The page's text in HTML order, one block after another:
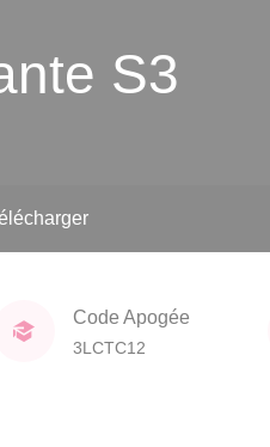
S3
Code Apogée
3LCTC12